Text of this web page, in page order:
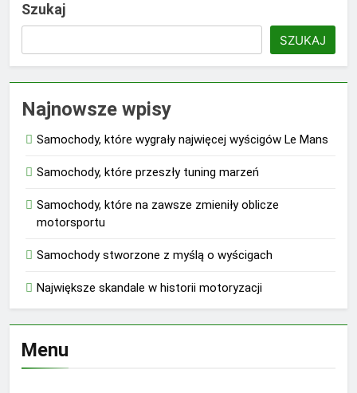
Szukaj
SZUKAJ
Najnowsze wpisy
Samochody, które wygrały najwięcej wyścigów Le Mans
Samochody, które przeszły tuning marzeń
Samochody, które na zawsze zmieniły oblicze
motorsportu
Samochody stworzone z myślą o wyścigach
Największe skandale w historii motoryzacji
Menu